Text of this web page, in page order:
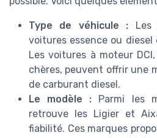
Type de véhicule : Les
voitures essence ou
Les voitures à moteur
chères, peuvent offrir une
de carburant diesel.
Le modèle : Parmi les
retrouve les Ligier et
fiabilité. Ces marques